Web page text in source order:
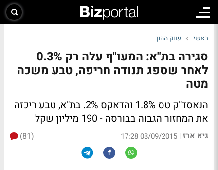
ראשי שוק ההון
סגירה בת"א: המעו"ף עלה רק 0.3%
לאחר שספג תנודה חריפה, טבע משכה
מטה
הנאסד"ק טס 1.8% והדאקס 2%. בת"א, טבע ריכזה
את המחזור הגבוה בבורסה - 190 מיליון שקל
גיא ארז |
08/09/2015 17:28
(81)